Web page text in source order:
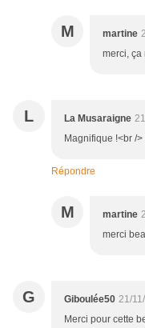
M martine
merci, ça
L La Musaraigne
Magnifique !<br /
Répondre
M martine
merci
G Giboulée50 21/
Merci pour cette